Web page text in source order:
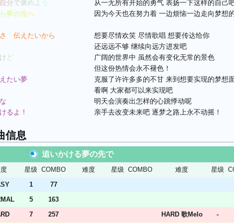
分で褒めよう
从一无所有开始的勇气 表扬一下这样的自己
夢の先へ 因为今天也在努力着 一边烦恼一边走向梦想
　伝えたいから
想要尽情欢笑 尽情歌唱 想要传达给你
还远远不够 继续向远方进发吧
ど
广阔的世界中 虽然会有变化无常的景色
但这份热情会永不褪色！
たい夢
克服了许许多多的不甘 来到想要实现的梦想
看啊 大家都可以来实现吧
明天会演奏出怎样的心跳悸动呢
るよ！
亲手去改变未来吧 逐梦之路上永不动摇！
信息
追いかける夢の先で
星级 COMBO 难度 星级 COMBO 难度 星级
1
77
5
163
7 257 HARD 歌Melo -